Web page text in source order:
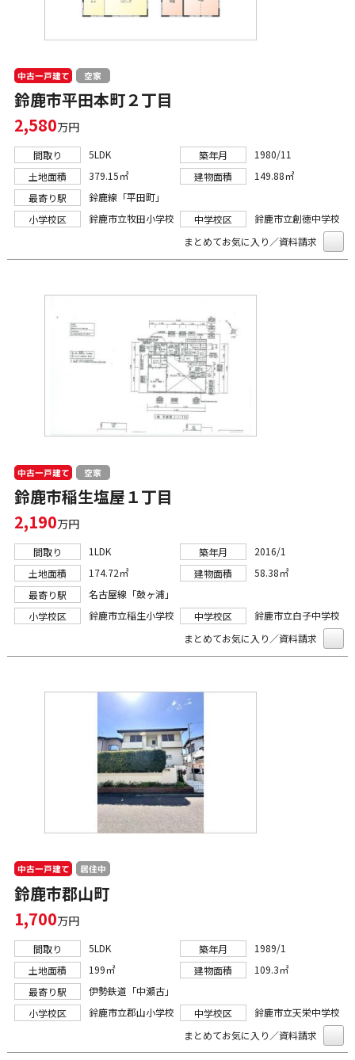
中古一戸建て 空家
鈴鹿市平田本町２丁目
2,580万円
間取り 5LDK 築年月
1980/11
土地面積
379.15㎡ 建物面積
149.88㎡
最寄り駅
鈴鹿線「平田町」
小学校区
鈴鹿市立牧田小学校 中学校区
鈴鹿市立創徳中学校
まとめてお気に入り／資料請求
中古一戸建て 空家
鈴鹿市稲生塩屋１丁目
2,190万円
間取り 1LDK 築年月
2016/1
土地面積
174.72㎡ 建物面積
58.38㎡
最寄り駅
名古屋線「鼓ヶ浦」
小学校区
鈴鹿市立稲生小学校 中学校区
鈴鹿市立白子中学校
まとめてお気に入り／資料請求
中古一戸建て 居住中
鈴鹿市郡山町
1,700万円
間取り 5LDK 築年月
1989/1
土地面積
199㎡ 建物面積
109.3㎡
最寄り駅
伊勢鉄道「中瀬古」
小学校区
鈴鹿市立郡山小学校 中学校区
鈴鹿市立天栄中学校
まとめてお気に入り／資料請求